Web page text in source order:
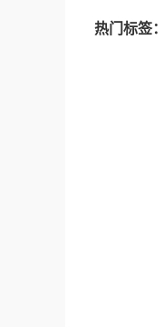
热门标签：